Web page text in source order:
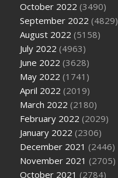
October 2022 (3490)
September 2022 (4829)
August 2022 (5158)
July 2022 (4963)
June 2022 (3628)
May 2022 (1741)
April 2022 (2019)
March 2022 (2180)
February 2022 (2029)
January 2022 (2306)
December 2021 (2446)
November 2021 (2705)
October 2021 (2784)